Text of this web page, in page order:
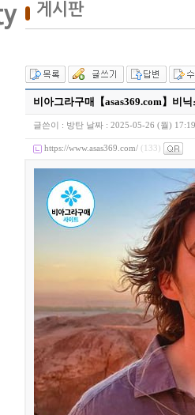
게시판
비아그라구매【asas369.com】비
글쓴이 : 방탄날짜 : 2025-05-26 (월) 17:19
https://www.asas369.com/ (133)